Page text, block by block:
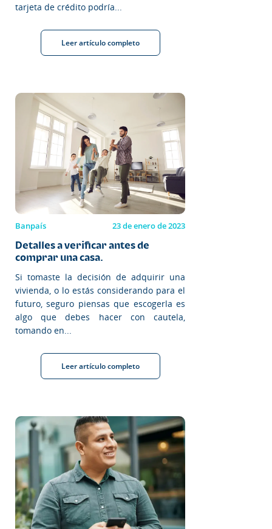
tarjeta de crédito podría...
Leer artículo completo
Banpaís 23 de enero de 2023
Detalles a verificar antes de
comprar una casa.
Si tomaste la decisión de adquirir una
vivienda, o lo estás considerando para el
futuro, seguro piensas que escogerla es
algo que debes hacer con cautela,
tomando en...
Leer artículo completo